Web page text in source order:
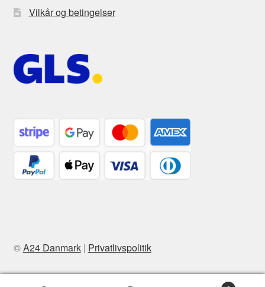
Vilkår og betingelser
©A24 Danmark| Privatlivspolitik